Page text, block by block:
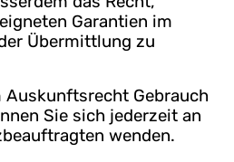
Garantien im
Übermittlung zu
Auskunftsrecht Gebrauch
Sie sich jederzeit an
wenden.